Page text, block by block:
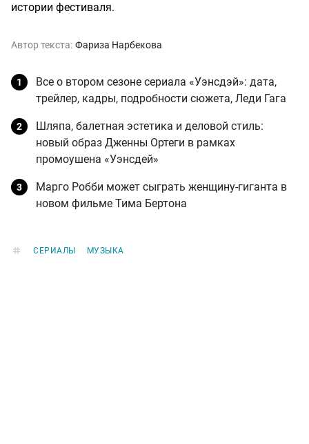
истории фестиваля.
Автор текста: Фариза Нарбекова
Все о втором сезоне сериала «Уэнсдэй»: дата,
трейлер, кадры, подробности сюжета, Леди Гага
Шляпа, балетная эстетика и деловой стиль:
новый образ Дженны Ортеги в рамках
промоушена «Уэнсдей»
Марго Робби может сыграть женщину-гиганта в
новом фильме Тима Бертона
СЕРИАЛЫ МУЗЫКА